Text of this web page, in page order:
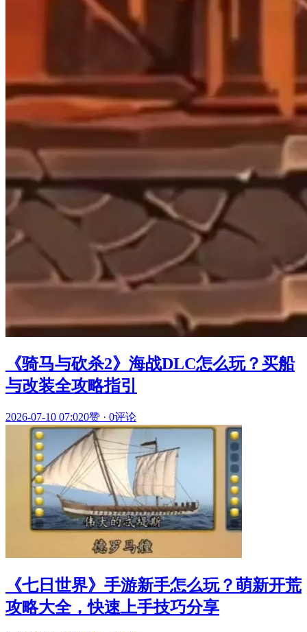
《骑马与砍杀2》海战DLC怎么玩？买船
与改装全攻略指引
2026-07-10 07:020赞 · 0评论
《七日世界》手游新手怎么玩？萌新开荒
攻略大全，快速上手技巧分享